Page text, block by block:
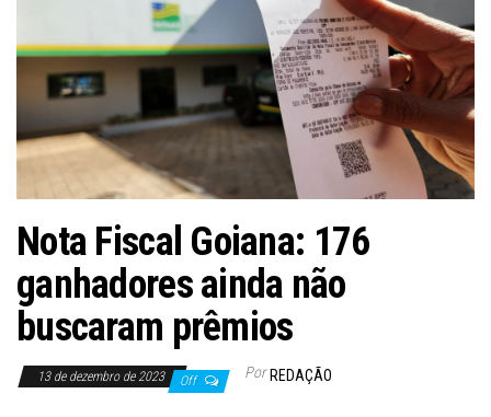
Nota Fiscal Goiana: 176
ganhadores ainda não
buscaram prêmios
13 de dezembro de 2023 Off Por REDAÇÃO